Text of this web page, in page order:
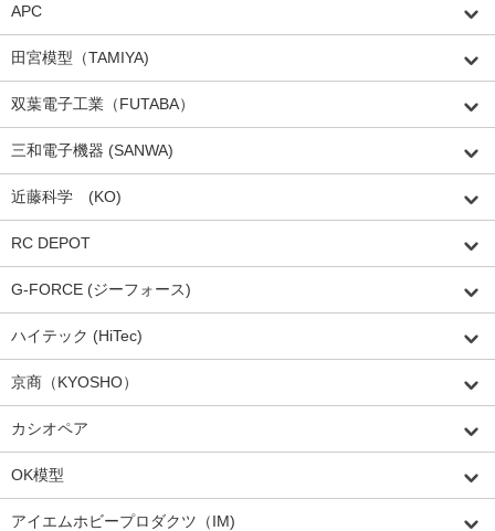
APC
田宮模型（TAMIYA)
双葉電子工業（FUTABA）
三和電子機器 (SANWA)
近藤科学 (KO)
RC DEPOT
G-FORCE (ジーフォース)
ハイテック (HiTec)
京商（KYOSHO）
カシオペア
OK模型
アイエムホビープロダクツ（IM)